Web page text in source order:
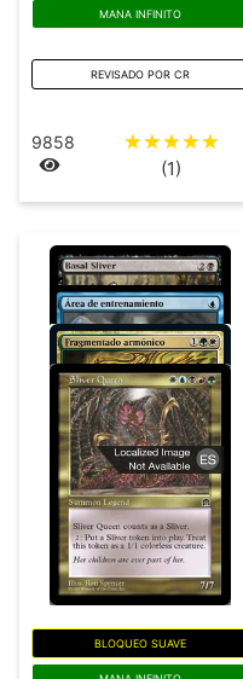
9858 ☆☆☆☆☆
(1)
MANA INFINITO
REVISADO POR CR
BLOQUEO SUAVE